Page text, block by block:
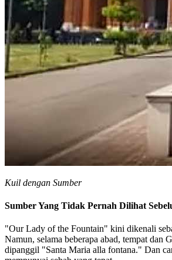
Kuil dengan Sumber
Sumber Yang Tidak Pernah Dilihat
"Our Lady of the Fountain" kini dikenali
Namun, selama beberapa abad, tempat dan
dipanggil "Santa Maria alla fontana." Dan